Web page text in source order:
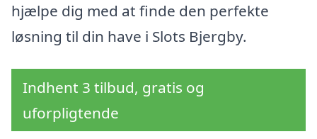
hjælpe dig med at finde den perfekte
løsning til din have i Slots Bjergby.
Indhent 3 tilbud, gratis og
uforpligtende